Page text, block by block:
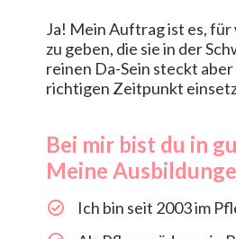
Ja! Mein Auftrag ist es,
zu geben, die sie in der
reinen Da-Sein steckt
richtigen Zeitpunkt
Bei mir bist du in
Meine
​​Ich bin seit 2003 im